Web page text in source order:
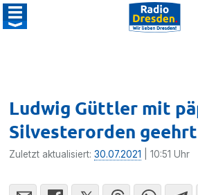
Ludwig Güttler mit
Silvesterorden geehrt
Zuletzt aktualisiert:30.07.2021 | 10:51 Uhr